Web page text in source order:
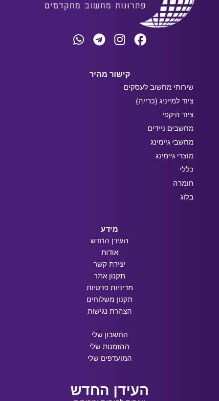
קישור מהיר
שירותי מחשוב לעסקים
ציוד למייניג (כרייה)
ציוד היקפי
מחשבים ניידים
מחשבי גיימינג
מוצרי גיימינג
כללי
חומרה
בלוג
מידע
העידן החדש
אודות
יצירת קשר
תקנון אתר
מדיניות פרטיות
תקנון משלוחים
הצהרת נגישות
החשבון שלי
ההזמנות שלי
המועדפים שלי
העידן החדש